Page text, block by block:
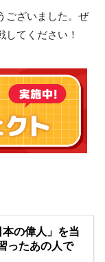
ございました。ぜ
してください！
の偉人」を当
ったあの人で